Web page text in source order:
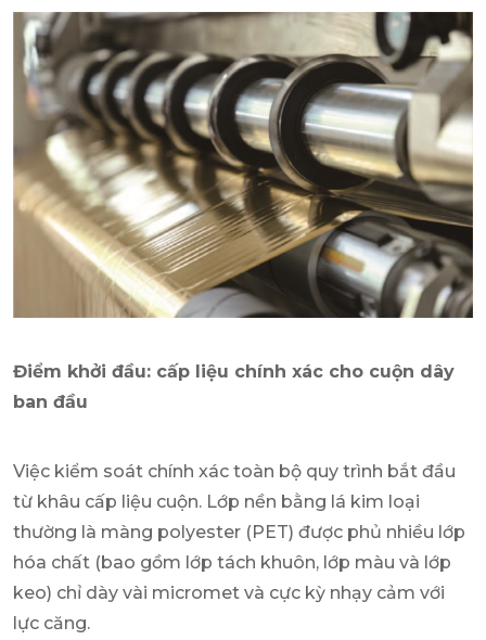
Điểm khởi đầu: cấp liệu chính xác cho cuộn dây
ban đầu
Việc kiểm soát chính xác toàn bộ quy trình bắt đầu
từ khâu cấp liệu cuộn. Lớp nền bằng lá kim loại
thường là màng polyester (PET) được phủ nhiều lớp
hóa chất (bao gồm lớp tách khuôn, lớp màu và lớp
keo) chỉ dày vài micromet và cực kỳ nhạy cảm với
lực căng.